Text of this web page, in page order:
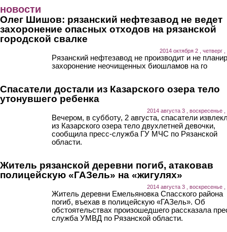
новости
Олег Шишов: рязанский нефтезавод не ведет
захоронение опасных отходов на рязанской
городской свалке
2014 октября 2 , четверг
Рязанский нефтезавод не производит и не
захоронение неочищенных биошламов на го
Спасатели достали из Казарского озера тело
утонувшего ребенка
2014 августа 3 , воскресенье ,
Вечером, в субботу, 2 августа, спасатели
из Казарского озера тело двухлетней девочки,
сообщила пресс-служба ГУ МЧС по Рязанской
области.
Житель рязанской деревни погиб, атаковав
полицейскую «ГАЗель» на «жигулях»
2014 августа 3 , воскресенье ,
Житель деревни Емельяновка Спасского района
погиб, въехав в полицейскую «ГАЗель». Об
обстоятельствах произошедшего рассказала
служба УМВД по Рязанской области.